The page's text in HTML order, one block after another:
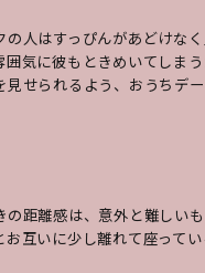
の人はすっぴんがあどけな
囲気に彼もときめいてしま
見せられるよう、おうちデ
の距離感は、意外と難しい
お互いに少し離れて座って